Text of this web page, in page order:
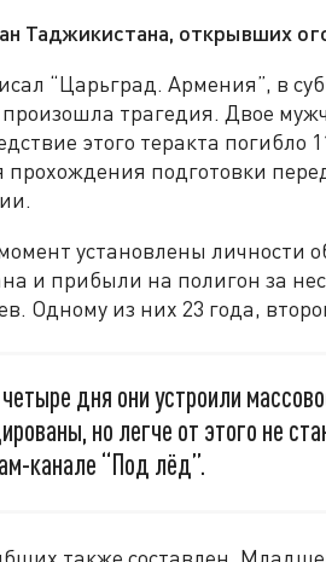
Таджикистана, открывших
“Царьград. Армения”, в
трагедия. Двое
этого теракта
прохождения подготовки
установлены личности
и прибыли на полигон за
Одному из них 23 года,
дня они устроили
но легче от этого не
канале “Под лёд”.